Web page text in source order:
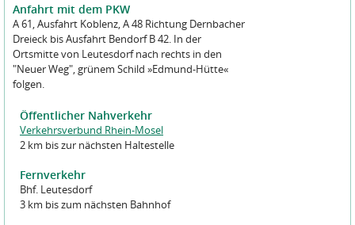
Code*
Bitte geben Sie den oben angezeigten ASCII-Bild-Code ein.
Anfahrt mit dem PKW
A 61, Ausfahrt Koblenz, A 48 Richtung Dernbacher
Dreieck bis Ausfahrt Bendorf B 42. In der
Ortsmitte von Leutesdorf nach rechts in den
"Neuer Weg", grünem Schild »Edmund-Hütte«
folgen.
Öffentlicher Nahverkehr
Verkehrsverbund Rhein-Mosel
2 km bis zur nächsten Haltestelle
Fernverkehr
Bhf. Leutesdorf
3 km bis zum nächsten Bahnhof